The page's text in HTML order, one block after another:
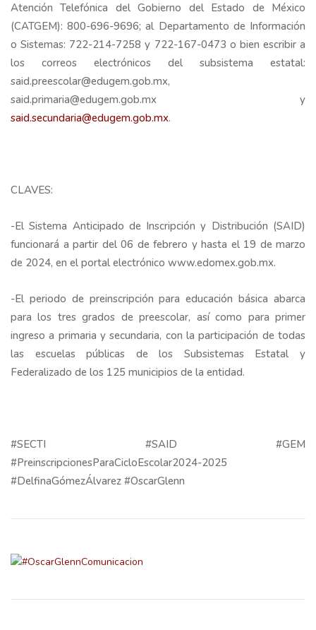
Atención Telefónica del Gobierno del Estado de México
(CATGEM): 800-696-9696; al Departamento de Información
o Sistemas: 722-214-7258 y 722-167-0473 o bien escribir a
los correos electrónicos del subsistema estatal:
said.preescolar@edugem.gob.mx,
said.primaria@edugem.gob.mx y
said.secundaria@edugem.gob.mx.
CLAVES:
-El Sistema Anticipado de Inscripción y Distribución (SAID)
funcionará a partir del 06 de febrero y hasta el 19 de marzo
de 2024, en el portal electrónico www.edomex.gob.mx.
-El periodo de preinscripción para educación básica abarca
para los tres grados de preescolar, así como para primer
ingreso a primaria y secundaria, con la participación de todas
las escuelas públicas de los Subsistemas Estatal y
Federalizado de los 125 municipios de la entidad.
#SECTI #SAID #GEM
#PreinscripcionesParaCicloEscolar2024-2025
#DelfinaGómezÁlvarez #OscarGlenn